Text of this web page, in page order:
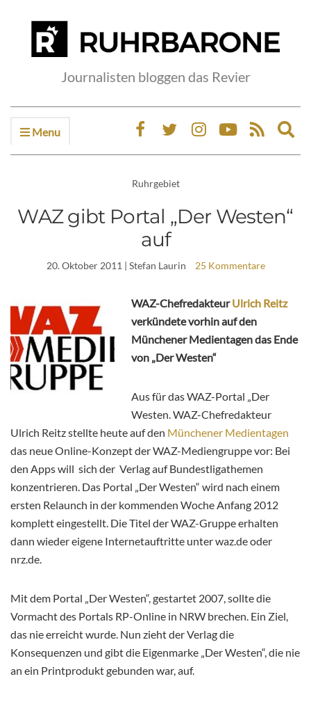
Journalisten bloggen das Revier
Menu
Ruhrgebiet
WAZ gibt Portal „Der Westen“
auf
20. Oktober 2011 | Stefan Laurin 25 Kommentare
WAZ-ChefredakteurUlrich Reitz
verkündete vorhin auf den
Münchener Medientagen das Ende
von „Der Westen“
Aus für das WAZ-Portal „Der
Westen. WAZ-Chefredakteur
Ulrich Reitz stellte heute auf den Münchener Medientagen
das neue Online-Konzept der WAZ-Mediengruppe vor: Bei
den Apps will sich der Verlag auf Bundestligathemen
konzentrieren. Das Portal „Der Westen“ wird nach einem
ersten Relaunch in der kommenden Woche Anfang 2012
komplett eingestellt. Die Titel der WAZ-Gruppe erhalten
dann wieder eigene Internetauftritte unter waz.de oder
nrz.de.
Mit dem Portal „Der Westen“, gestartet 2007, sollte die
Vormacht des Portals RP-Online in NRW brechen. Ein Ziel,
das nie erreicht wurde. Nun zieht der Verlag die
Konsequenzen und gibt die Eigenmarke „Der Westen“, die nie
an ein Printprodukt gebunden war, auf.